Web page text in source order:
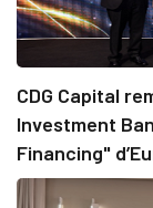
CDG Capital
Investment
Financing"